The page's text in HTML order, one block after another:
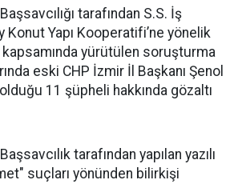
tarafından S.S. İş
Konut Yapı Kooperatifi’ne yönelik
yürütülen soruşturma
eski CHP İzmir İl Başkanı Şenol
11 şüpheli hakkında gözaltı
tarafından yapılan yazılı
suçları yönünden bilirkişi